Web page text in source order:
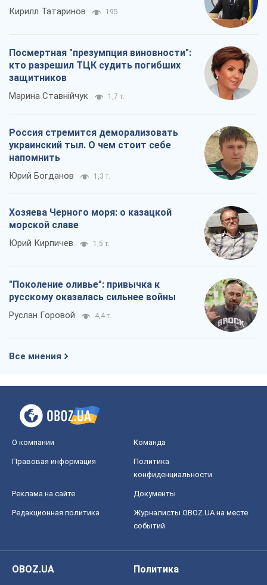
Кирилл Татаринов 195
Посмертная "презумпция виновности":
кто разрешил ТЦК судить погибших
защитников
Марина Ставнійчук 1,7 т.
Россия стремится деморализовать
украинский тыл. О чем стоит себе
напомнить
Юрий Богданов 1,3 т.
Хозяева Черного моря: о казацкой
морской славе
Юрий Кирпичев 1,5 т.
"Поколение оливье": привычка к
русскому оказалась сильнее войны
Руслан Горовой 4,4 т.
Все мнения
О компании Команда
Правовая информация
Политика
конфиденциальности
Реклама на сайте Документы
Редакционная политика
Журналисты OBOZ.UA на месте
событий
OBOZ.UA
Политика